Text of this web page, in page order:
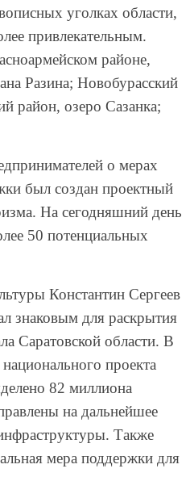
уголках области,
привлекательным.
районе,
Разина; Новобурасский
район, озеро Сазанка;
о мерах
был создан проектный
На сегодняшний день
50 потенциальных
Константин Сергеев
знаковым для раскрытия
Саратовской области. В
проекта
82 миллиона
на дальнейшее
Также
мера поддержки для